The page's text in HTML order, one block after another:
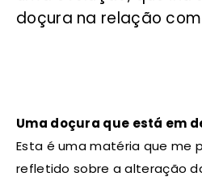
doçura na relação
Uma doçura que está em
Esta é uma matéria que me
refletido sobre a alteração